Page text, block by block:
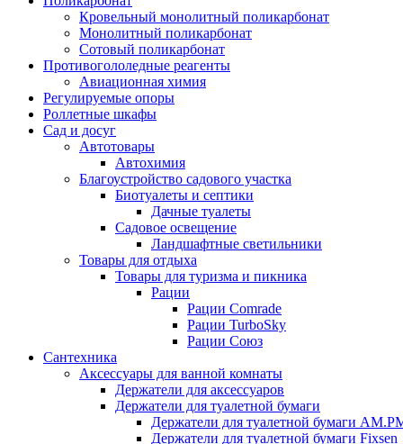
Кровельный монолитный поликарбонат
Монолитный поликарбонат
Сотовый поликарбонат
Противогололедные реагенты
Авиационная химия
Регулируемые опоры
Роллетные шкафы
Сад и досуг
Автотовары
Автохимия
Благоустройство садового участка
Биотуалеты и септики
Дачные туалеты
Садовое освещение
Ландшафтные светильники
Товары для отдыха
Товары для туризма и пикника
Рации
Рации Comrade
Рации TurboSky
Рации Союз
Сантехника
Аксессуары для ванной комнаты
Держатели для аксессуаров
Держатели для туалетной бумаги
Держатели для туалетной бумаги
Держатели для туалетной бумаги Fixsen